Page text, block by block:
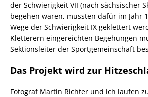
der Schwierigkeit VII (nach sächsischer
begehen waren, mussten dafür im Jahr
Wege der Schwierigkeit IX geklettert
Kletterern eingereichten Begehungen
Sektionsleiter der Sportgemeinschaft
Das Projekt wird zur
Fotograf Martin Richter und ich laufen